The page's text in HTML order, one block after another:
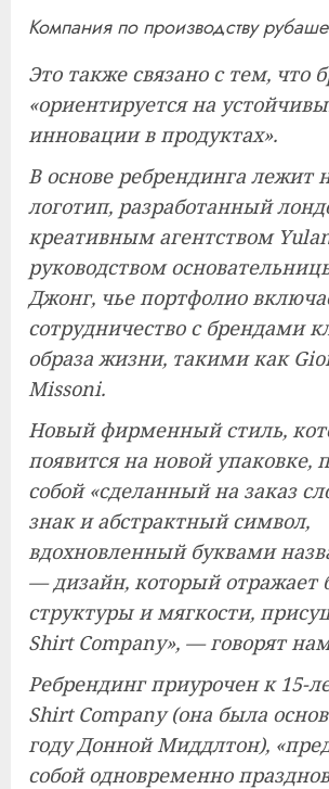
Компания по производству
Это также связано с тем, что
«ориентируется на
инновации в продуктах».
В основе ребрендинга лежит
логотип, разработанный
креативным агентством
руководством
Джонг, чье портфолио
сотрудничество с брендами
образа жизни, такими как
Missoni.
Новый фирменный стиль,
появится на новой упаковке,
собой «сделанный на заказ
знак и абстрактный символ,
вдохновленный буквами
— дизайн, который отражает
структуры и мягкости,
Shirt Company», — говорят
Ребрендинг приурочен к 15-
Shirt Company (она была
году Донной Миддлтон),
собой одновременно